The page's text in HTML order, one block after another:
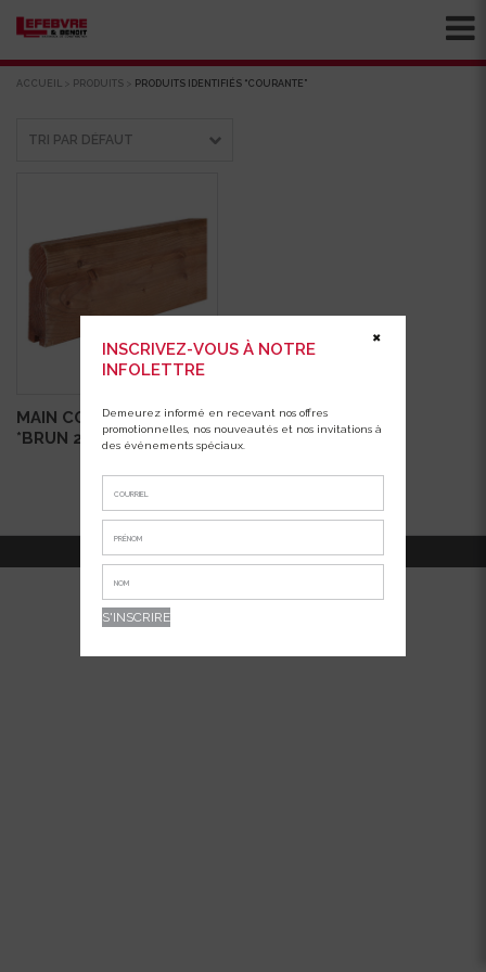
ACCUEIL > PRODUITS > PRODUITS IDENTIFIÉS “COURANTE”
MAIN COUR.MODERNE
*BRUN 2X6X8
INSCRIVEZ-VOUS À NOTRE
INFOLETTRE
Demeurez informé en recevant nos offres
promotionnelles, nos nouveautés et nos invitations à
des événements spéciaux.
✖
APPELEZ-NOUS AU514-381-7456